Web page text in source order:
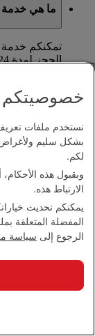
ما هي خدمة
تمكنكم خدمة
لا يتم فرض
يمكنكم
السياحية
24 يوما.
ما هي رسوم
ساعة.
خصوصيتكم
نستخدم ملفات
بشكل سليم ولأغراض
لكم.
وبقبول هذه
الارتباط هذه.
يمكنكم تحديث
المفضلة المتعلقة
الرجوع إلى سياسة